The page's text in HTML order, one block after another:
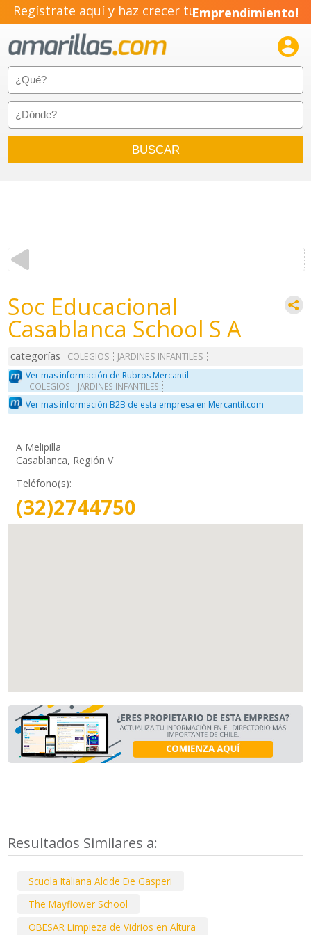
Regístrate aquí y haz crecer tuEmprendimiento!

Soc Educacional
Casablanca School S A
categorías COLEGIOS
JARDINES INFANTILES
Ver mas información de Rubros Mercantil
COLEGIOS JARDINES INFANTILES
Ver mas información B2B de esta empresa en Mercantil.com
A Melipilla
Casablanca, Región V
Teléfono(s):
(32)2744750
Resultados Similares a:
Scuola Italiana Alcide De Gasperi
The Mayflower School
OBESAR Limpieza de Vidrios en Altura